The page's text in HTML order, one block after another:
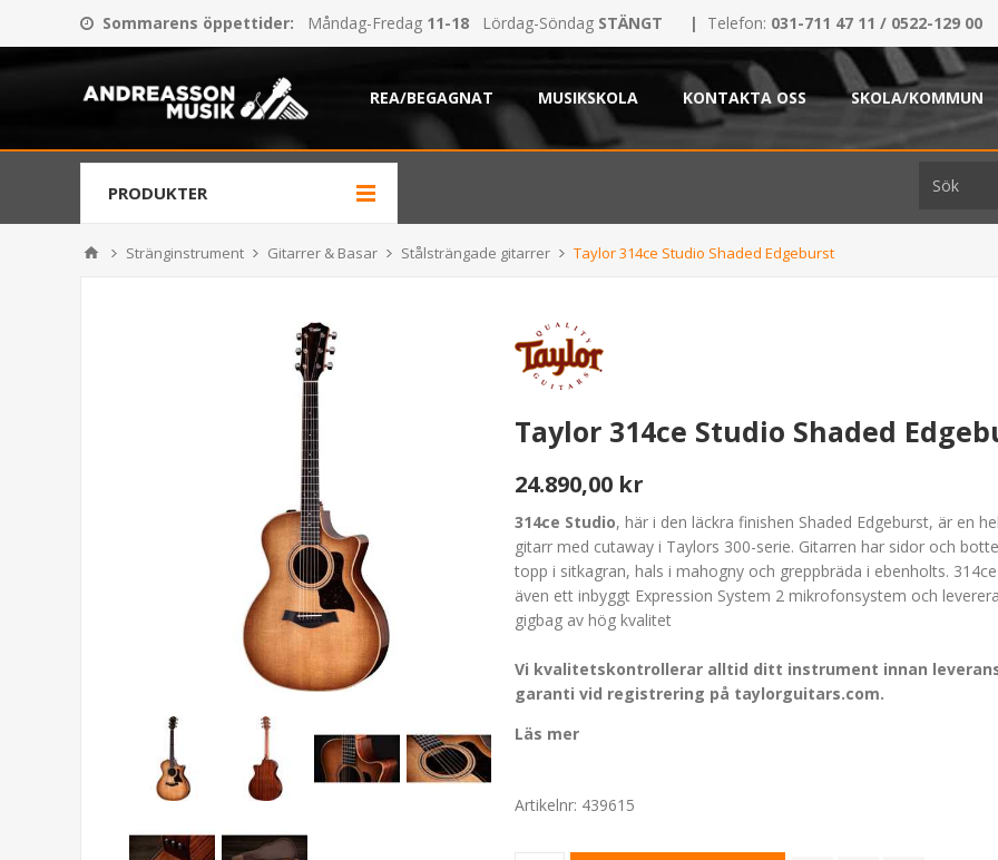
Sommarens öppettider: Måndag-Fredag 11-18 Lördag-Söndag STÄNGT | Telefon: 031-711 47 11 / 0522-129 00
REA/BEGAGNAT MUSIKSKOLA KONTAKTA OSS SKOLA/KOMMUN
PRODUKTER
Stränginstrument Gitarrer & Basar Stålsträngade gitarrer Taylor 314ce Studio Shaded Edgeburst
Taylor 314ce Studio Shaded
24.890,00 kr
314ce Studio, här i den läckra finishen Shaded Edgeburst, är en
gitarr med cutaway i Taylors 300-serie. Gitarren har sidor och
topp i sitkagran, hals i mahogny och greppbräda i ebenholts.
även ett inbyggt Expression System 2 mikrofonsystem och
gigbag av hög kvalitet
Vi kvalitetskontrollerar alltid ditt instrument innan
garanti vid registrering på taylorguitars.com.
Läs mer
Artikelnr: 439615